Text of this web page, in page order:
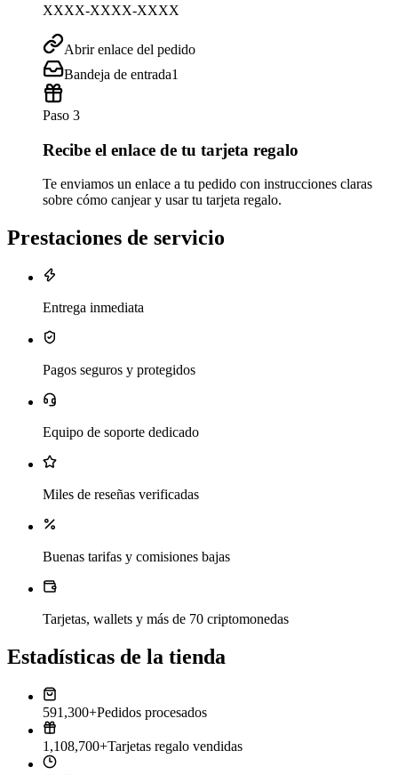
XXXX-XXXX-XXXX
Abrir enlace del pedido
Bandeja de entrada1
Paso 3
Recibe el enlace de tu tarjeta regalo
Te enviamos un enlace a tu pedido con instrucciones claras
sobre cómo canjear y usar tu tarjeta regalo.
Prestaciones de servicio
Entrega inmediata
Pagos seguros y protegidos
Equipo de soporte dedicado
Miles de reseñas verificadas
Buenas tarifas y comisiones bajas
Tarjetas, wallets y más de 70 criptomonedas
Estadísticas de la tienda
591,300+Pedidos procesados
1,108,700+Tarjetas regalo vendidas